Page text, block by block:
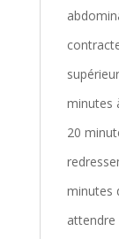
minutes
20
minutes
attendre